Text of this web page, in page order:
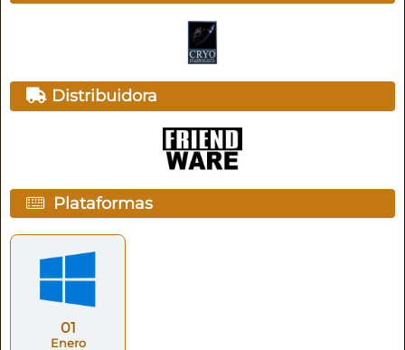
Distribuidora
Plataformas
01
Enero